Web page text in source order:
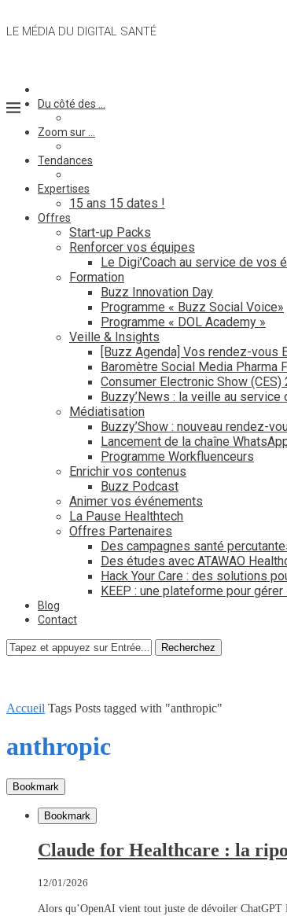
LE MÉDIA DU DIGITAL SANTÉ
Du côté des …
Zoom sur …
Tendances
Expertises
15 ans 15 dates !
Offres
Start-up Packs
Renforcer vos équipes
Le Digi’Coach au service de vos
Formation
Buzz Innovation Day
Programme « Buzz Social Voice»
Programme « DOL Academy »
Veille & Insights
[Buzz Agenda] Vos rendez-vous
Baromètre Social Media Pharma
Consumer Electronic Show (CES)
Buzzy’News : la veille au
Médiatisation
Buzzy’Show : nouveau rendez-
Lancement de la chaîne
Programme Workfluenceurs
Enrichir vos contenus
Buzz Podcast
Animer vos événements
La Pause Healthtech
Offres Partenaires
Des campagnes santé
Des études avec ATAWAO
Hack Your Care : des solutions
KEEP : une plateforme pour
Blog
Contact
Recherchez
Accueil Tags Posts tagged with "anthropic"
anthropic
Bookmark
Bookmark
Claude for Healthcare : la
12/01/2026
Alors qu’OpenAI vient tout juste de dévoiler